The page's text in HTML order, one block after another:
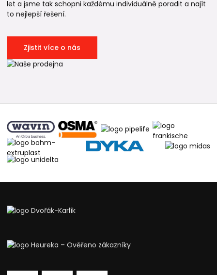
let a jsme tak schopni každému individuálně poradit a najít
to nejlepší řešení.
Zjistit více o nás